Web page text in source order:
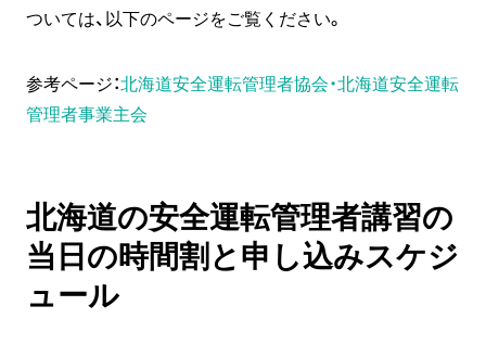
ついては、以下のページをご覧ください。
参考ページ：北海道安全運転管理者協会・北海道安全運転
管理者事業主会
北海道の安全運転管理者講習の
当日の時間割と申し込みスケジ
ュール